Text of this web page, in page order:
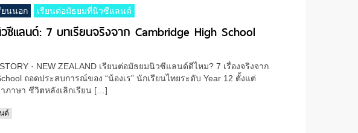
นนอก เรียนต่อมัธยมที่นิวซีแลนด์
ซีแลนด์: 7 บทเรียนจริงจาก Cambridge High School
· NEW ZEALAND เรียนต่อมัธยมนิวซีแลนด์ดีไหม? 7 เรื่องจริงจาก
ถอดประสบการณ์ของ “น้องเร” นักเรียนไทยระดับ Year 12 ตั้งแต่
ภาษา ชีวิตหลังเลิกเรียน […]
ด์